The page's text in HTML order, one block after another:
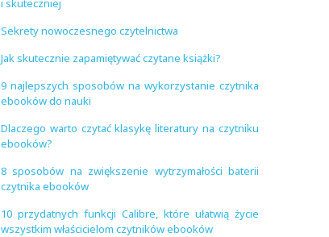
i skuteczniej
Sekrety nowoczesnego czytelnictwa
Jak skutecznie zapamiętywać czytane książki?
9 najlepszych sposobów na wykorzystanie czytnika
ebooków do nauki
Dlaczego warto czytać klasykę literatury na czytniku
ebooków?
8 sposobów na zwiększenie wytrzymałości baterii
czytnika ebooków
10 przydatnych funkcji Calibre, które ułatwią życie
wszystkim właścicielom czytników ebooków